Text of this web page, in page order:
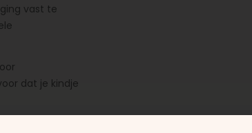
vast te
dat je kindje